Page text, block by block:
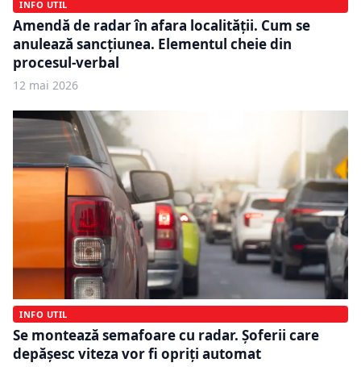
INFO UTIL
Amendă de radar în afara localității. Cum se
anulează sancțiunea. Elementul cheie din
procesul-verbal
12 mai 2026
INFO UTIL
Se montează semafoare cu radar. Șoferii care
depășesc viteza vor fi opriți automat